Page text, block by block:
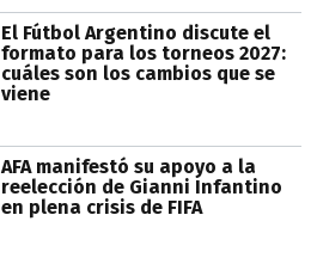
El Fútbol Argentino discute el
formato para los torneos 2027:
cuáles son los cambios que se
viene
AFA manifestó su apoyo a la
reelección de Gianni Infantino
en plena crisis de FIFA